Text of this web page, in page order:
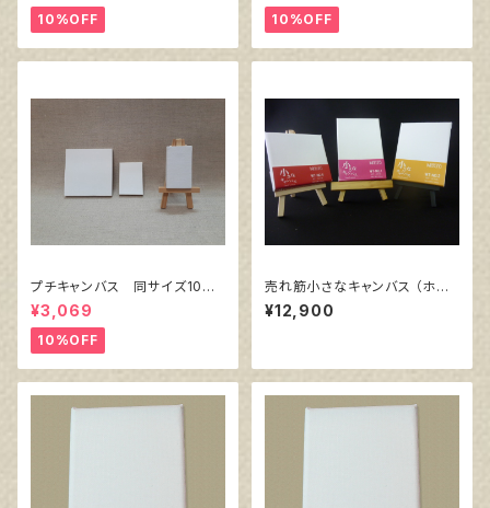
10%OFF 10%OFF
プチキャンバス 同サイズ10枚
セット
¥3,069
10%OFF
売れ筋小さなキャンバス （ホワ
イト塗りキャンバス張り）各10枚
３点セット
¥12,900